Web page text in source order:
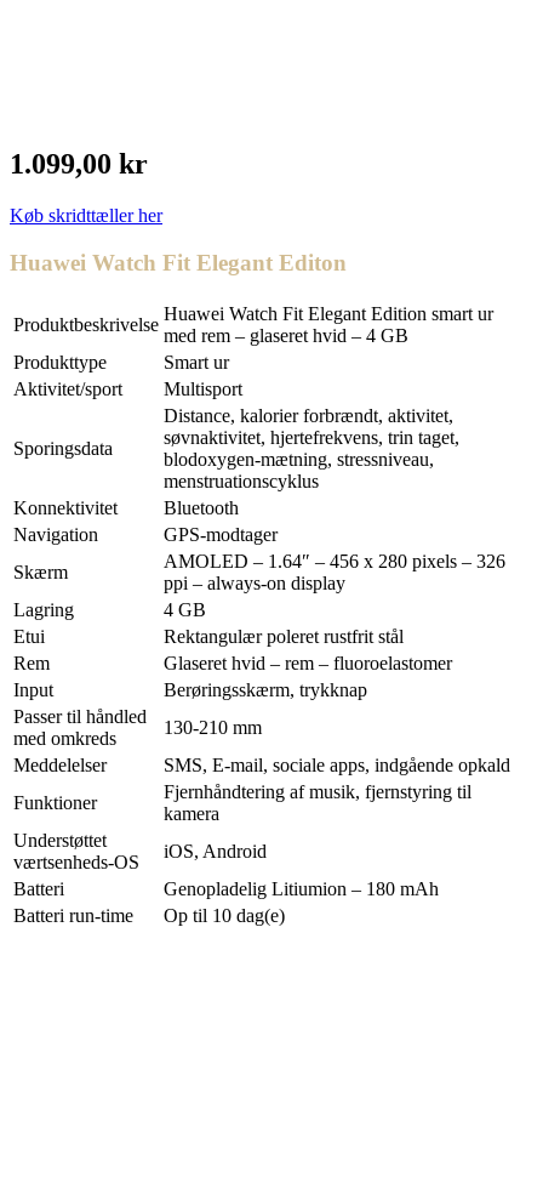
1.099,00 kr
Køb skridttæller her
Huawei Watch Fit Elegant Editon
Produktbeskrivelse
Huawei Watch Fit Elegant Edition smart ur
med rem – glaseret hvid – 4 GB
Produkttype
Smart ur
Aktivitet/sport
Multisport
Sporingsdata
Distance, kalorier forbrændt, aktivitet,
søvnaktivitet, hjertefrekvens, trin taget,
blodoxygen-mætning, stressniveau,
menstruationscyklus
Konnektivitet
Bluetooth
Navigation
GPS-modtager
Skærm
AMOLED – 1.64″ – 456 x 280 pixels – 326
ppi – always-on display
Lagring
4 GB
Etui
Rektangulær poleret rustfrit stål
Rem
Glaseret hvid – rem – fluoroelastomer
Input
Berøringsskærm, trykknap
Passer til håndled
med omkreds
130-210 mm
Meddelelser
SMS, E-mail, sociale apps, indgående opkald
Funktioner
Fjernhåndtering af musik, fjernstyring til
kamera
Understøttet
værtsenheds-OS
iOS, Android
Batteri
Genopladelig Litiumion – 180 mAh
Batteri run-time
Op til 10 dag(e)